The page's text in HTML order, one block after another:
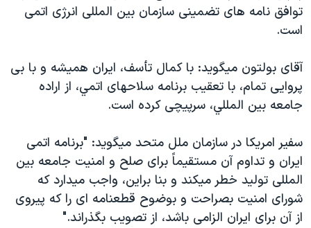
توافق نامه های تضمينی سازمان بين المللی انرژی اتمی
است.
آقای بولتون ميگويد: با کمال تأسف، ايران هميشه و با بی
پروايی تمام، با تعقيب برنامه سلاحهای اتمي، از اراده
جامعه بين المللي، سرپيچی کرده است.
سفير امريکا در سازمان ملل متحد ميگويد: "برنامه اتمی
ايران و تداوم آن مستقيماً برای صلح و امنيت جامعه بين
المللی توليد خطر ميکند و بنا براين، واجب ميدارد که
شورای امنيت بصراحت و بوضوح قطعنامه ای را که پيروی
از آن برای ايران الزامی باشد، از تصويب بگذراند."